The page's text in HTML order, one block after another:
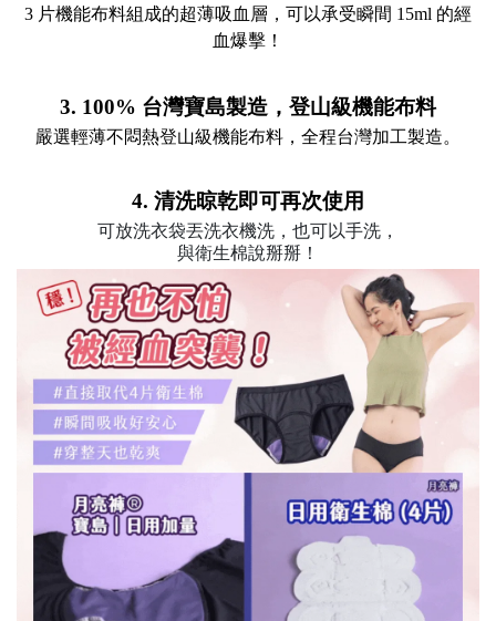
3 片機能布料組成的超薄吸血層，可以承受瞬間 15ml 的經
血爆擊！
3. 100% 台灣寶島製造，登山級機能布料
嚴選輕薄不悶熱登山級機能布料，全程台灣加工製造。
4. 清洗晾乾即可再次使用
可放洗衣袋丟洗衣機洗，也可以手洗，
與衛生棉說掰掰！